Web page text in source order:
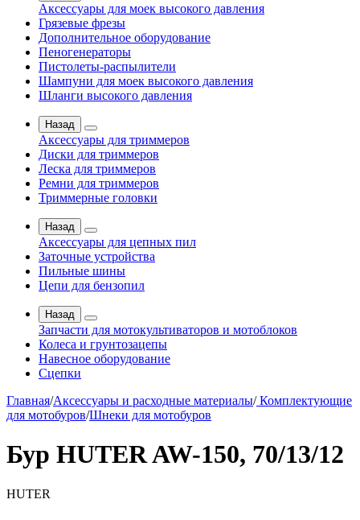
Аксессуары для моек высокого давления
Грязевые фрезы
Дополнительное оборудование
Пеногенераторы
Пистолеты-распылители
Шампуни для моек высокого давления
Шланги высокого давления
Назад
Аксессуары для триммеров
Диски для триммеров
Леска для триммеров
Ремни для триммеров
Триммерные головки
Назад
Аксессуары для цепных пил
Заточные устройства
Пильные шины
Цепи для бензопил
Назад
Запчасти для мотокультиваторов и мотоблоков
Колеса и грунтозацепы
Навесное оборудование
Сцепки
Главная/Аксессуары и расходные материалы/Комплектующие
для мотобуров/Шнеки для мотобуров
Бур HUTER AW-150, 70/13/12
HUTER